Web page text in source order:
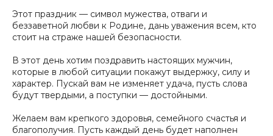
Этот праздник — символ мужества, отваги и
беззаветной любви к Родине, дань уважения всем, кто
стоит на страже нашей безопасности.
В этот день хотим поздравить настоящих мужчин,
которые в любой ситуации покажут выдержку, силу и
характер. Пускай вам не изменяет удача, пусть слова
будут твердыми, а поступки — достойными.
Желаем вам крепкого здоровья, семейного счастья и
благополучия. Пусть каждый день будет наполнен